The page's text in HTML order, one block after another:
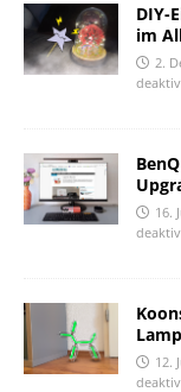
DIY-
im
2.
16.
12.